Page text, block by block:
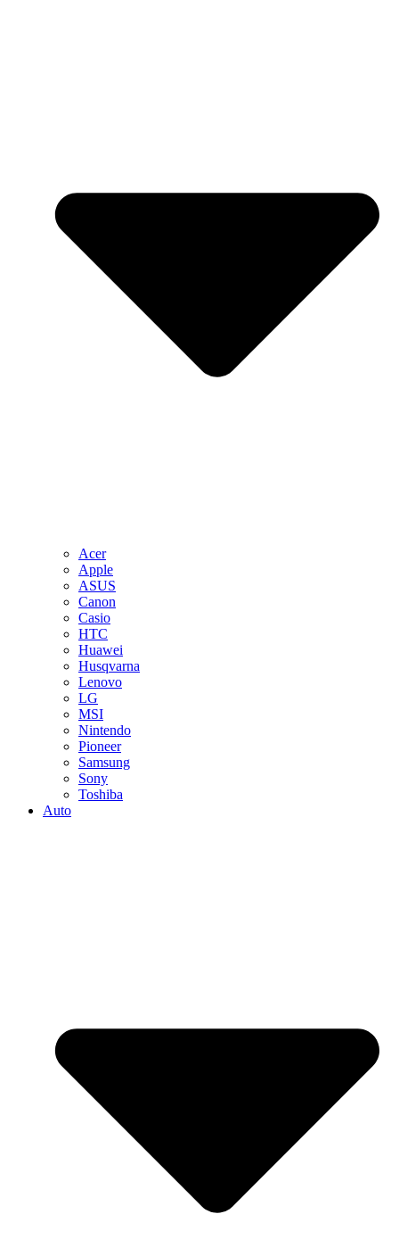
Acer
Apple
ASUS
Canon
Casio
HTC
Huawei
Husqvarna
Lenovo
LG
MSI
Nintendo
Pioneer
Samsung
Sony
Toshiba
Auto